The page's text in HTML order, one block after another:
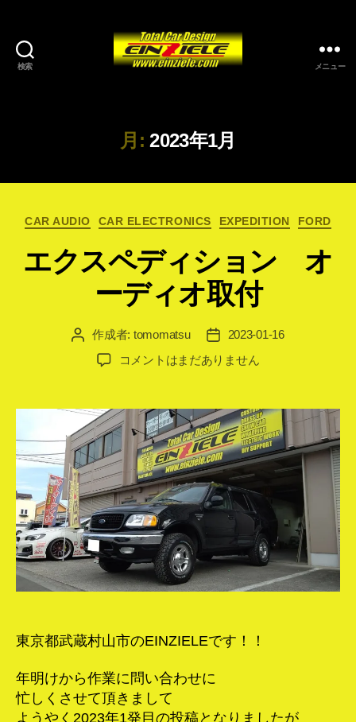
検索 メニュー
月: 2023年1月
カ
ゴ
リ
ー
CAR AUDIO CAR ELECTRONICS EXPEDITION FORD
エクスペディション オ
ーディオ取付
投 作成者: tomomatsu
投
稿
日
2023-01-16
エ
ペ
デ
ィ
シ
ョ
ン
オ
ー
デ
ィ
オ
へ
コメントはまだありません
東京都武蔵村山市のEINZIELEです！！
年明けから作業に問い合わせに
忙しくさせて頂きまして
ようやく2023年1発目の投稿となりましたが